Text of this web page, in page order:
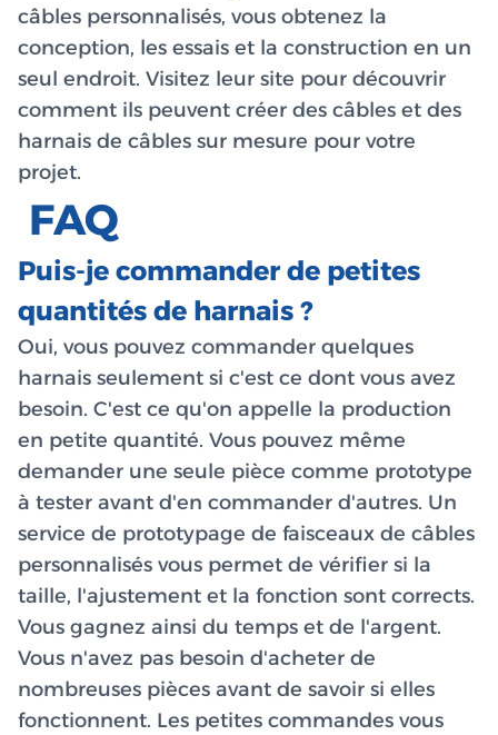
câbles personnalisés, vous obtenez la
conception, les essais et la construction en un
seul endroit. Visitez leur site pour découvrir
comment ils peuvent créer des câbles et des
harnais de câbles sur mesure pour votre
projet.
FAQ
Puis-je commander de petites
quantités de harnais ?
Oui, vous pouvez commander quelques
harnais seulement si c'est ce dont vous avez
besoin. C'est ce qu'on appelle la production
en petite quantité. Vous pouvez même
demander une seule pièce comme prototype
à tester avant d'en commander d'autres. Un
service de prototypage de faisceaux de câbles
personnalisés vous permet de vérifier si la
taille, l'ajustement et la fonction sont corrects.
Vous gagnez ainsi du temps et de l'argent.
Vous n'avez pas besoin d'acheter de
nombreuses pièces avant de savoir si elles
fonctionnent. Les petites commandes vous